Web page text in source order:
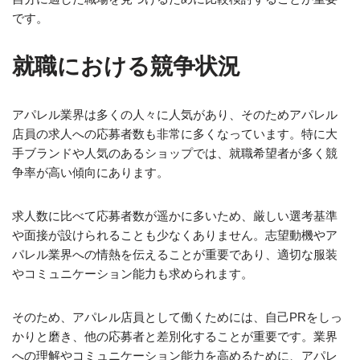
です。
就職における競争状況
アパレル業界は多くの人々に人気があり、そのためアパレル
店員の求人への応募者数も非常に多くなっています。特に大
手ブランドや人気のあるショップでは、就職希望者が多く競
争率が高い傾向にあります。
求人数に比べて応募者数が遥かに多いため、厳しい選考基準
や面接が設けられることも少なくありません。志望動機やア
パレル業界への情熱を伝えることが重要であり、適切な服装
やコミュニケーション能力も求められます。
そのため、アパレル店員として働くためには、自己PRをしっ
かりと磨き、他の応募者と差別化することが重要です。業界
への理解やコミュニケーション能力を高めるために、アパレ